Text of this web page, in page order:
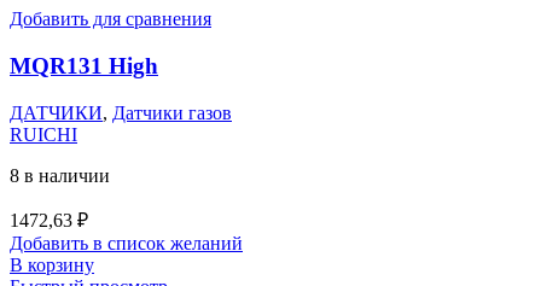
Добавить для сравнения
MQR131 High
ДАТЧИКИ, Датчики газов
RUICHI
8 в наличии
1472,63 ₽
Добавить в список желаний
В корзину